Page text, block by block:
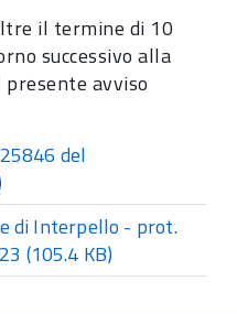
il termine di 10
successivo alla
avviso
del
di Interpello - prot.
(105.4 KB)